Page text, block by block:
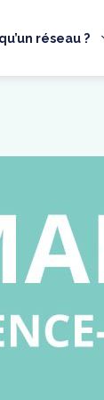
réseau ?